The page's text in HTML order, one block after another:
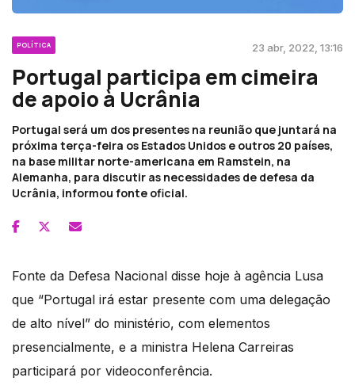
POLÍTICA 23 abr, 2022, 13:16
Portugal participa em cimeira
de apoio à Ucrânia
Portugal será um dos presentes na reunião que juntará na
próxima terça-feira os Estados Unidos e outros 20 países,
na base militar norte-americana em Ramstein, na
Alemanha, para discutir as necessidades de defesa da
Ucrânia, informou fonte oficial.
Fonte da Defesa Nacional disse hoje à agência Lusa
que “Portugal irá estar presente com uma delegação
de alto nível” do ministério, com elementos
presencialmente, e a ministra Helena Carreiras
participará por videoconferência.